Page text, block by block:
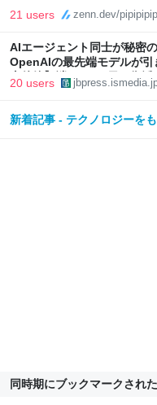
21 users zenn.dev/
AIエージェント同士が秘密
OpenAIの最先端モデルが引
事件簿】消しても2日で復活
た自律協調型攻撃という現
20 users
新着記事 - テクノロジーを
同時期にブックマークされ